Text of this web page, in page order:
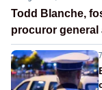
Todd Blanche,
procuror general